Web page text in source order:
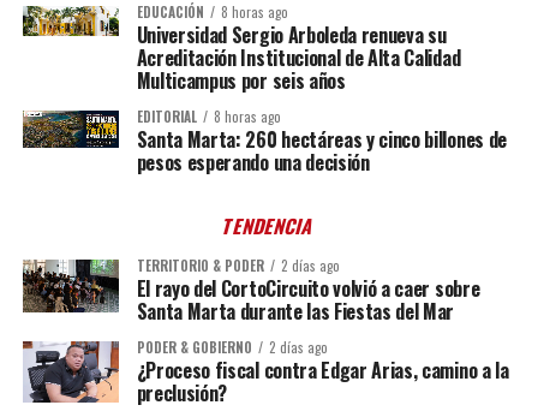
EDUCACIÓN 8 horas ago
Universidad Sergio Arboleda renueva su
Acreditación Institucional de Alta Calidad
Multicampus por seis años
EDITORIAL 8 horas ago
Santa Marta: 260 hectáreas y cinco billones de
pesos esperando una decisión
TENDENCIA
TERRITORIO & PODER 2 días ago
El rayo del CortoCircuito volvió a caer sobre
Santa Marta durante las Fiestas del Mar
PODER & GOBIERNO 2 días ago
¿Proceso fiscal contra Edgar Arias, camino a la
preclusión?